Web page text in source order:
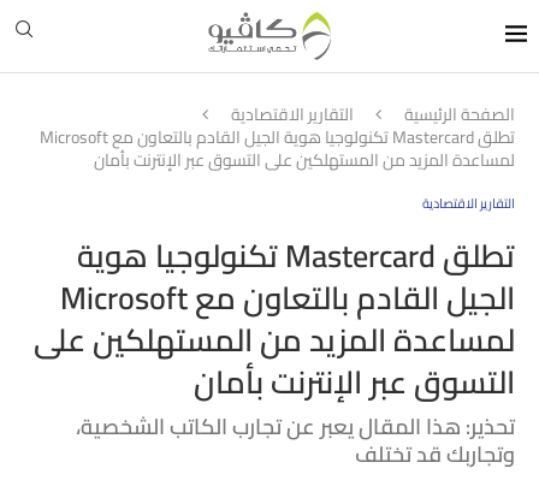
الصفحة الرئيسية التقارير الاقتصادية
تطلق Mastercard تكنولوجيا هوية الجيل القادم بالتعاون مع Microsoft
لمساعدة المزيد من المستهلكين على التسوق عبر الإنترنت بأمان
التقارير الاقتصادية
تطلق Mastercard تكنولوجيا هوية
الجيل القادم بالتعاون مع Microsoft
لمساعدة المزيد من المستهلكين على
التسوق عبر الإنترنت بأمان
تحذير: هذا المقال يعبر عن تجارب الكاتب الشخصية،
وتجاربك قد تختلف